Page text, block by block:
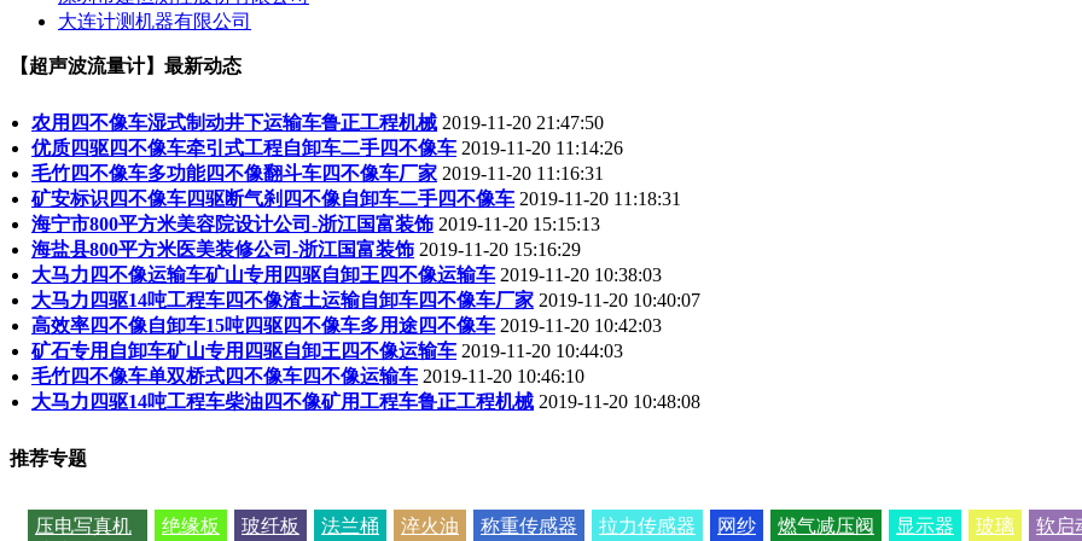
大连计测机器有限公司
【超声波流量计】最新动态
农用四不像车湿式制动井下运输车鲁正工程机械 2019-11-20 21:47:50
优质四驱四不像车牵引式工程自卸车二手四不像车 2019-11-20 11:14:26
毛竹四不像车多功能四不像翻斗车四不像车厂家 2019-11-20 11:16:31
矿安标识四不像车四驱断气刹四不像自卸车二手四不像车 2019-11-20 11:18:31
海宁市800平方米美容院设计公司-浙江国富装饰 2019-11-20 15:15:13
海盐县800平方米医美装修公司-浙江国富装饰 2019-11-20 15:16:29
大马力四不像运输车矿山专用四驱自卸王四不像运输车 2019-11-20 10:38:03
大马力四驱14吨工程车四不像渣土运输自卸车四不像车厂家 2019-11-20 10:40:07
高效率四不像自卸车15吨四驱四不像车多用途四不像车 2019-11-20 10:42:03
矿石专用自卸车矿山专用四驱自卸王四不像运输车 2019-11-20 10:44:03
毛竹四不像车单双桥式四不像车四不像运输车 2019-11-20 10:46:10
大马力四驱14吨工程车柴油四不像矿用工程车鲁正工程机械 2019-11-20 10:48:08
推荐专题
压电写真机
绝缘板 玻纤板 法兰桶 淬火油 称重传感器 拉力传感器 网纱 燃气减压阀 显示器 玻璃 软启